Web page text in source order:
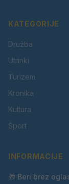
KATEGORIJE
Družba
Utrinki
Turizem
Kronika
Kultura
Šport
INFORMACIJE
🎁 Beri brez